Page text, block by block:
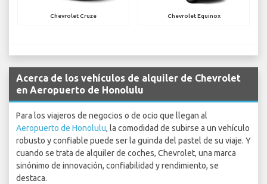
Chevrolet Cruze Chevrolet Equinox
Acerca de los vehículos de alquiler de Chevrolet
en Aeropuerto de Honolulu
Para los viajeros de negocios o de ocio que llegan al
Aeropuerto de Honolulu, la comodidad de subirse a un vehículo
robusto y confiable puede ser la guinda del pastel de su viaje. Y
cuando se trata de alquiler de coches, Chevrolet, una marca
sinónimo de innovación, confiabilidad y rendimiento, se
destaca.